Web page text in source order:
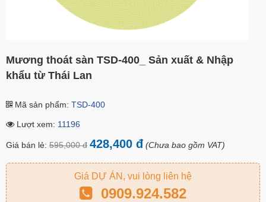
Mương thoát sàn TSD-400_ Sản xuất & Nhập
khẩu từ Thái Lan
Mã sản phẩm: TSD-400
Lượt xem: 11196
Giá bán lẻ: 595,000 đ 428,400 đ (Chưa bao gồm VAT)
Giá DỰ ÁN, vui lòng liên hệ
0909.924.582